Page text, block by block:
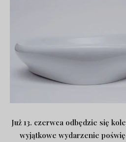
Już 13. czerwca odbędzie się
wyjątkowe wydarzenie